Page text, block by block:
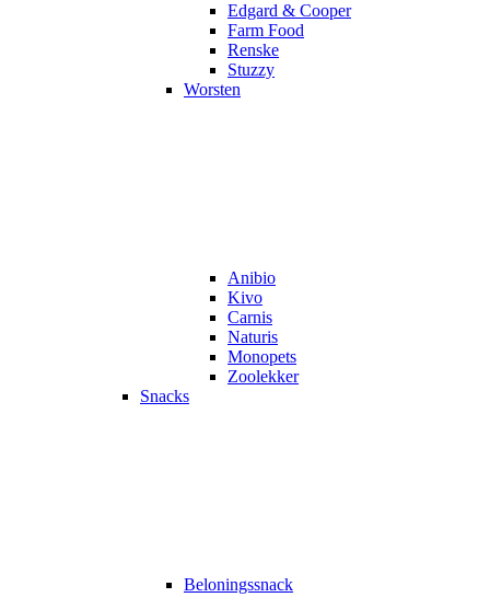
Edgard & Cooper
Farm Food
Renske
Stuzzy
Worsten
Anibio
Kivo
Carnis
Naturis
Monopets
Zoolekker
Snacks
Beloningssnack